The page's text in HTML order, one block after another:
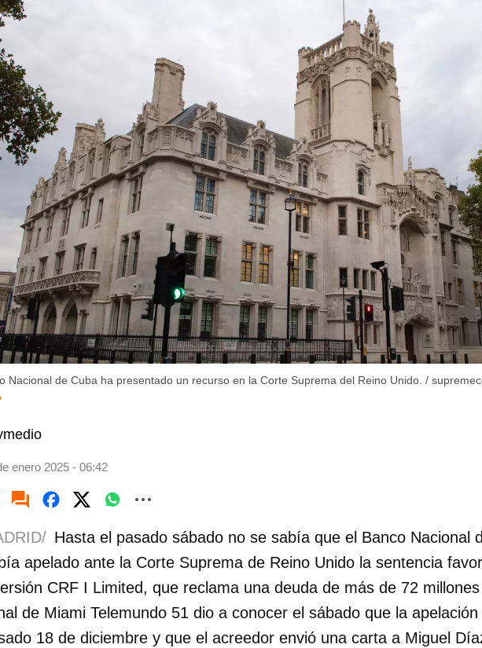
Nacional de Cuba ha presentado un recurso en la Corte Suprema del Reino Unido. /
enero 2025 - 06:42
Hasta el pasado sábado no se sabía que el Banco Nacional
apelado ante la Corte Suprema de Reino Unido la sentencia
CRF I Limited, que reclama una deuda de más de 72
de Miami Telemundo 51 dio a conocer el sábado que la apelación
18 de diciembre y que el acreedor envió una carta a Miguel